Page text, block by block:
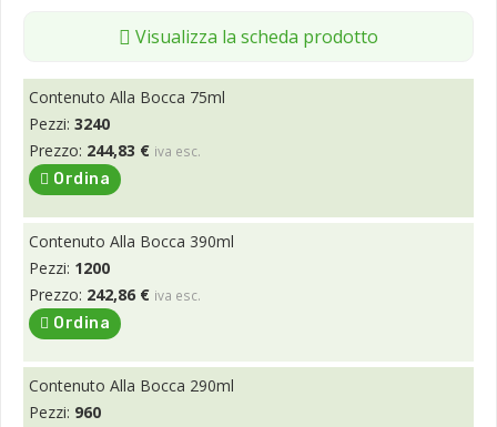
Visualizza la scheda prodotto
Contenuto Alla Bocca 75ml
Pezzi: 3240
Prezzo: 244,83 € iva esc.
Ordina
Contenuto Alla Bocca 390ml
Pezzi: 1200
Prezzo: 242,86 € iva esc.
Ordina
Contenuto Alla Bocca 290ml
Pezzi: 960